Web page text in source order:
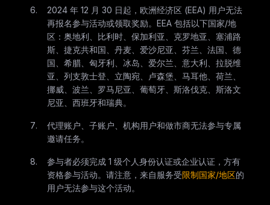
2024 年 12 月 30 日起，欧洲经济区 (EEA) 用户无法
再报名参与活动或领取奖励。EEA 包括以下国家/地
区：奥地利、比利时、保加利亚、克罗地亚、塞浦路
斯、捷克共和国、丹麦、爱沙尼亚、芬兰、法国、德
国、希腊、匈牙利、冰岛、爱尔兰、意大利、拉脱维
亚、列支敦士登、立陶宛、卢森堡、马耳他、荷兰、
挪威、波兰、罗马尼亚、葡萄牙、斯洛伐克、斯洛文
尼亚、西班牙和瑞典。
代理账户、子账户、机构用户和做市商无法参与专属
邀请任务。
参与者必须完成 1 级个人身份认证或企业认证，方有
资格参与活动。请注意，来自服务受限制国家/地区的
用户无法参与这个活动。